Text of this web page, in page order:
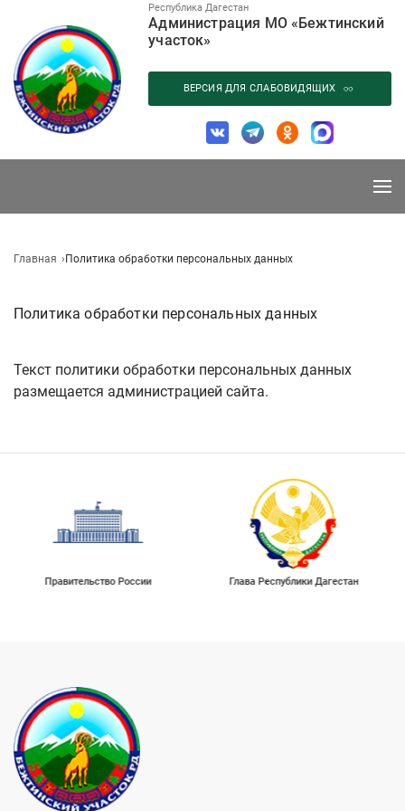
содержанию
Республика Дагестан
Администрация МО «Бежтинский
участок»
ВЕРСИЯ ДЛЯ СЛАБОВИДЯЩИХ
Главная Политика обработки персональных данных
Политика обработки персональных данных
Текст политики обработки персональных данных
размещается администрацией сайта.
Правительство России Глава Республики Дагестан